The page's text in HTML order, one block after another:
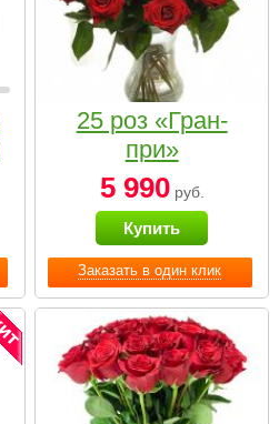
Заказать в один клик
25 роз «Гран-
при»
5 990руб.
Купить